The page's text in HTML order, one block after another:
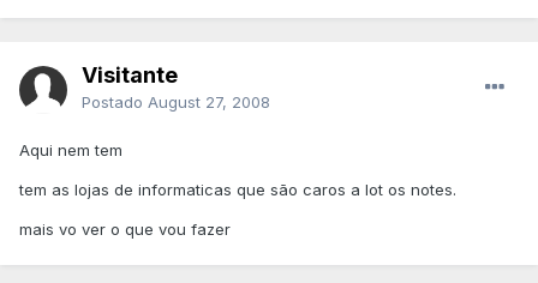
Visitante
Postado August 27, 2008
Aqui nem tem
tem as lojas de informaticas que são caros a lot os notes.
mais vo ver o que vou fazer